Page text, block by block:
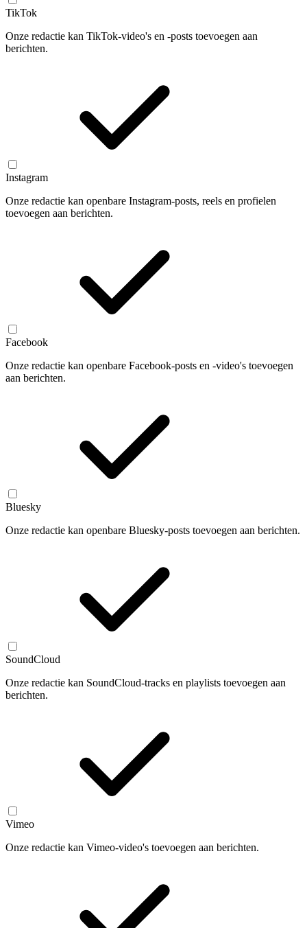
TikTok
Onze redactie kan TikTok-video's en -posts toevoegen aan
berichten.
Instagram
Onze redactie kan openbare Instagram-posts, reels en profielen
toevoegen aan berichten.
Facebook
Onze redactie kan openbare Facebook-posts en -video's toevoegen
aan berichten.
Bluesky
Onze redactie kan openbare Bluesky-posts toevoegen aan berichten.
SoundCloud
Onze redactie kan SoundCloud-tracks en playlists toevoegen aan
berichten.
Vimeo
Onze redactie kan Vimeo-video's toevoegen aan berichten.